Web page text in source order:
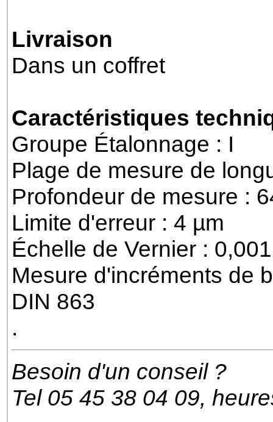
Livraison
Dans un coffret
Caractéristiques
Groupe Étalonnage : I
Plage de mesure de
Profondeur de mesure :
Limite d'erreur : 4 µm
Échelle de Vernier :
Mesure d'incréments de
DIN 863
.
Besoin d'un conseil ?
Tel 05 45 38 04 09,